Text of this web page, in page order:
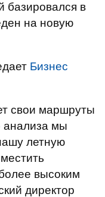
базировался в
на новую
Бизнес
свои маршруты
анализа мы
летную
высоким
директор